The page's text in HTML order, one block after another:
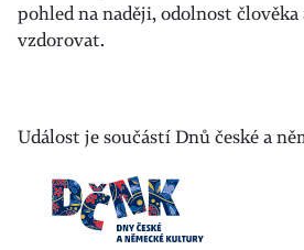
pohled na naději, odolnost
vzdorovat.
Událost je součástí Dnů české a